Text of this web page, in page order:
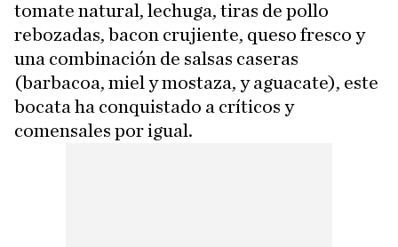
tomate natural, lechuga, tiras de pollo
rebozadas, bacon crujiente, queso fresco y
una combinación de salsas caseras
(barbacoa, miel y mostaza, y aguacate), este
bocata ha conquistado a críticos y
comensales por igual.